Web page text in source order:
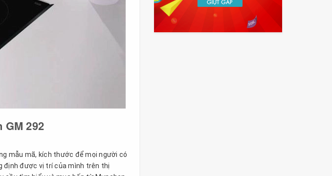
292
mẫu mã, kích thước để mọi người có
định được vị trí của mình trên thị